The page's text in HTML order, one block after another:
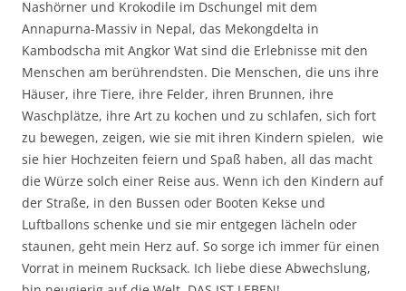
Nashörner und Krokodile im Dschungel mit dem
Annapurna-Massiv in Nepal, das Mekongdelta in
Kambodscha mit Angkor Wat sind die Erlebnisse mit den
Menschen am berührendsten. Die Menschen, die uns ihre
Häuser, ihre Tiere, ihre Felder, ihren Brunnen, ihre
Waschplätze, ihre Art zu kochen und zu schlafen, sich fort
zu bewegen, zeigen, wie sie mit ihren Kindern spielen, wie
sie hier Hochzeiten feiern und Spaß haben, all das macht
die Würze solch einer Reise aus. Wenn ich den Kindern auf
der Straße, in den Bussen oder Booten Kekse und
Luftballons schenke und sie mir entgegen lächeln oder
staunen, geht mein Herz auf. So sorge ich immer für einen
Vorrat in meinem Rucksack. Ich liebe diese Abwechslung,